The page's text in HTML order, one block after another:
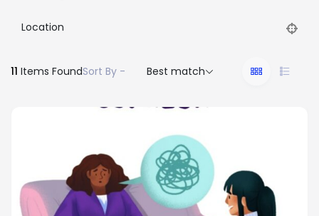
Location
11 Items FoundSort By - Best match